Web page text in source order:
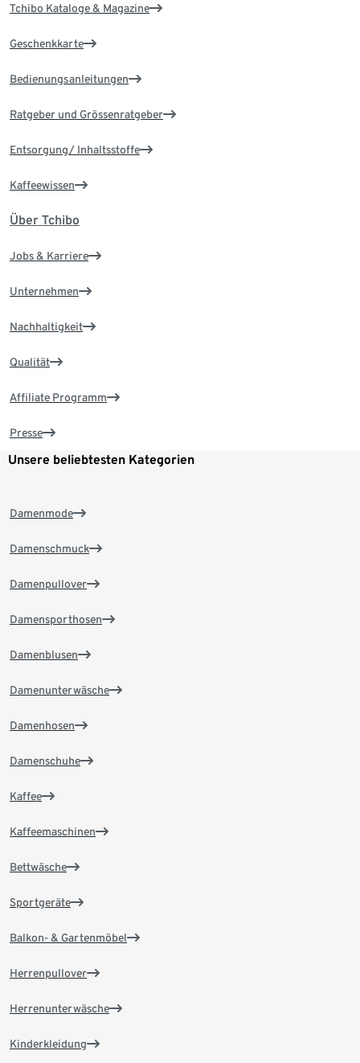
Tchibo Kataloge & Magazine
Geschenkkarte
Bedienungsanleitungen
Ratgeber und Grössenratgeber
Entsorgung/ Inhaltsstoffe
Kaffeewissen
Über Tchibo
Jobs & Karriere
Unternehmen
Nachhaltigkeit
Qualität
Affiliate Programm
Presse
Unsere beliebtesten Kategorien
Damenmode
Damenschmuck
Damenpullover
Damensporthosen
Damenblusen
Damenunterwäsche
Damenhosen
Damenschuhe
Kaffee
Kaffeemaschinen
Bettwäsche
Sportgeräte
Balkon- & Gartenmöbel
Herrenpullover
Herrenunterwäsche
Kinderkleidung